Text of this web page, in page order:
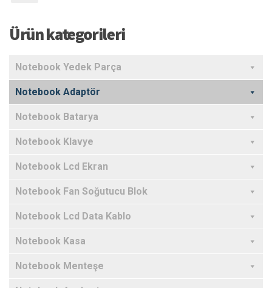
Ürün kategorileri
Notebook Yedek Parça
Notebook Adaptör
Notebook Batarya
Notebook Klavye
Notebook Lcd Ekran
Notebook Fan Soğutucu Blok
Notebook Lcd Data Kablo
Notebook Kasa
Notebook Menteşe